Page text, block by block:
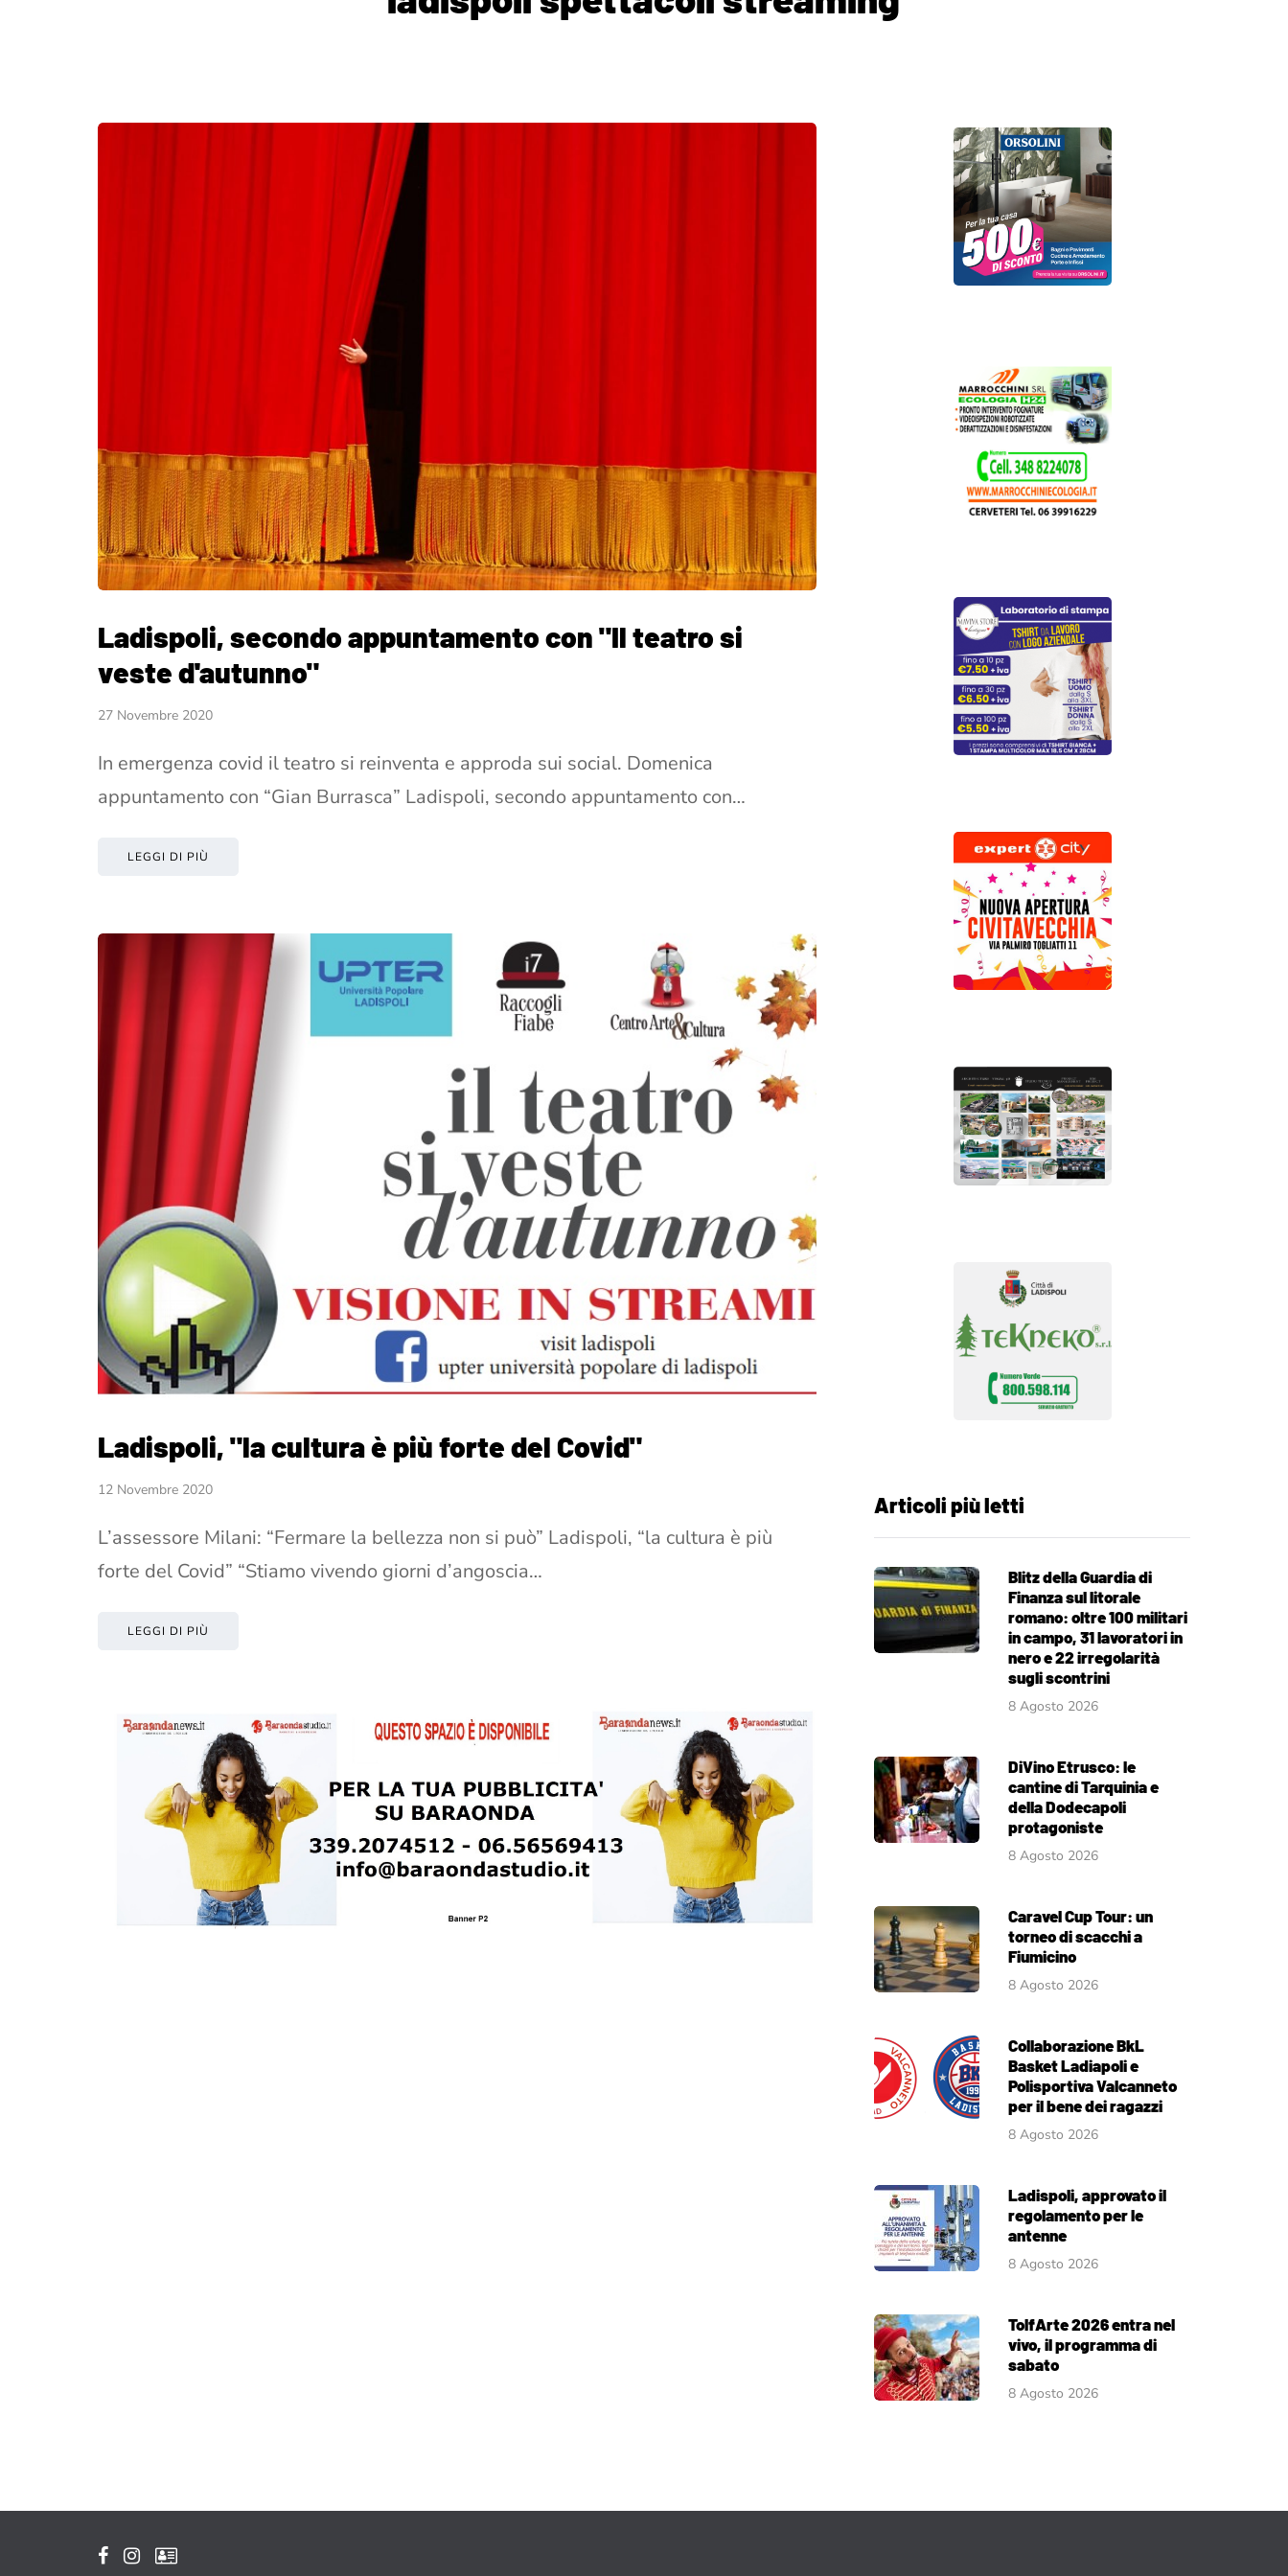
Ladispoli, secondo appuntamento con "Il teatro si
veste d'autunno"
27 Novembre 2020
In emergenza covid il teatro si reinventa e approda sui social. Domenica
appuntamento con “Gian Burrasca” Ladispoli, secondo appuntamento con…
LEGGI DI PIÙ
Ladispoli, "la cultura è più forte del Covid"
12 Novembre 2020
L’assessore Milani: “Fermare la bellezza non si può” Ladispoli, “la cultura è più
forte del Covid” “Stiamo vivendo giorni d’angoscia…
LEGGI DI PIÙ
Articoli più letti
Blitz della Guardia di
Finanza sul litorale
romano: oltre 100 militari
in campo, 31 lavoratori in
nero e 22 irregolarità
sugli scontrini
8 Agosto 2026
DiVino Etrusco: le
cantine di Tarquinia e
della Dodecapoli
protagoniste
8 Agosto 2026
Caravel Cup Tour: un
torneo di scacchi a
Fiumicino
8 Agosto 2026
Collaborazione BkL
Basket Ladiapoli e
Polisportiva Valcanneto
per il bene dei ragazzi
8 Agosto 2026
Ladispoli, approvato il
regolamento per le
antenne
8 Agosto 2026
TolfArte 2026 entra nel
vivo, il programma di
sabato
8 Agosto 2026